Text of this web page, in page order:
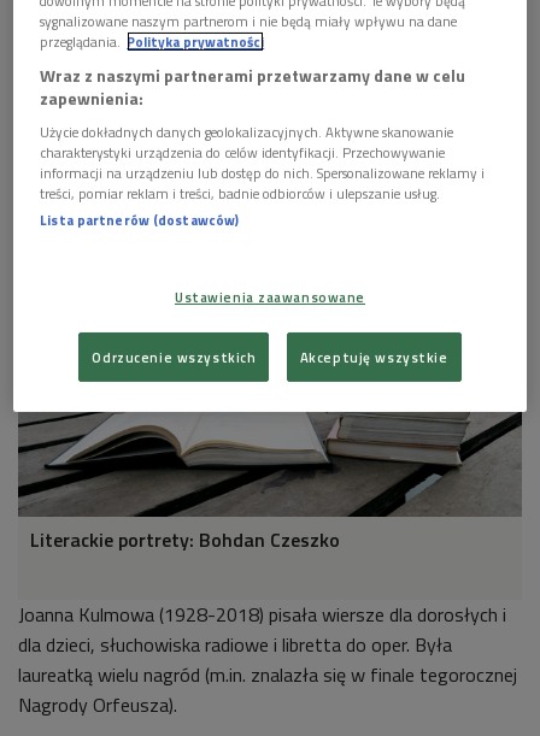
Joanna Kulmowa Foto: Maciej Kłoś/PAP
Literackie portrety: Bohdan Czeszko
Joanna Kulmowa (1928-2018) pisała wiersze dla dorosłych i
dla dzieci, słuchowiska radiowe i libretta do oper. Była
laureatką wielu nagród (m.in. znalazła się w finale tegorocznej
Nagrody Orfeusza).
sygnalizowane naszym partnerom i nie będą miały wpływu na dane
przeglądania. Polityka prywatności
Wraz z naszymi partnerami przetwarzamy dane w celu
zapewnienia:
Użycie dokładnych danych geolokalizacyjnych. Aktywne skanowanie
charakterystyki urządzenia do celów identyfikacji. Przechowywanie
informacji na urządzeniu lub dostęp do nich. Spersonalizowane reklamy i
treści, pomiar reklam i treści, badnie odbiorców i ulepszanie usług.
Lista partnerów (dostawców)
Ustawienia zaawansowane
Odrzucenie wszystkich Akceptuję wszystkie